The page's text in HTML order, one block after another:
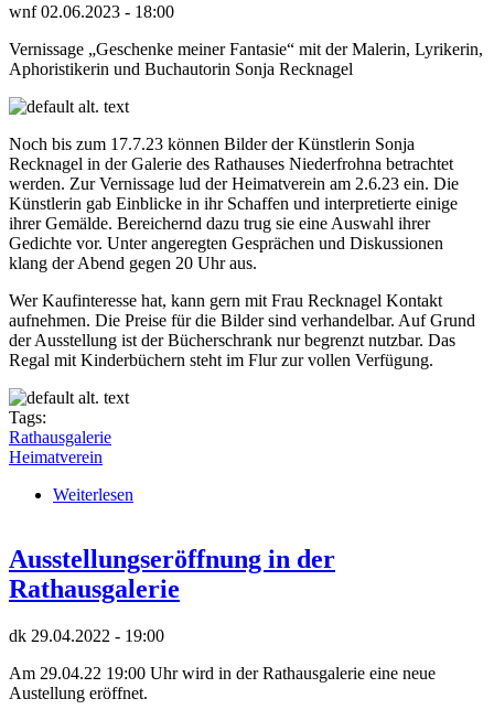
wnf02.06.2023 - 18:00
Vernissage „Geschenke meiner Fantasie“ mit der Malerin, Lyrikerin,
Aphoristikerin und Buchautorin Sonja Recknagel
Noch bis zum 17.7.23 können Bilder der Künstlerin Sonja
Recknagel in der Galerie des Rathauses Niederfrohna betrachtet
werden. Zur Vernissage lud der Heimatverein am 2.6.23 ein. Die
Künstlerin gab Einblicke in ihr Schaffen und interpretierte einige
ihrer Gemälde. Bereichernd dazu trug sie eine Auswahl ihrer
Gedichte vor. Unter angeregten Gesprächen und Diskussionen
klang der Abend gegen 20 Uhr aus.
Wer Kaufinteresse hat, kann gern mit Frau Recknagel Kontakt
aufnehmen. Die Preise für die Bilder sind verhandelbar. Auf Grund
der Ausstellung ist der Bücherschrank nur begrenzt nutzbar. Das
Regal mit Kinderbüchern steht im Flur zur vollen Verfügung.
Tags:
Rathausgalerie
Heimatverein
Weiterlesen
Ausstellungseröffnung in der
Rathausgalerie
dk 29.04.2022 - 19:00
Am 29.04.22 19:00 Uhr wird in der Rathausgalerie eine neue
Austellung eröffnet.